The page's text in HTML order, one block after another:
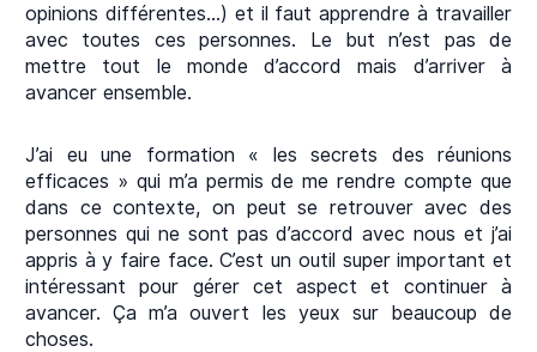
opinions différentes…) et il faut apprendre à travailler
avec toutes ces personnes. Le but n’est pas de
mettre tout le monde d’accord mais d’arriver à
avancer ensemble.
J’ai eu une formation « les secrets des réunions
efficaces » qui m’a permis de me rendre compte que
dans ce contexte, on peut se retrouver avec des
personnes qui ne sont pas d’accord avec nous et j’ai
appris à y faire face. C’est un outil super important et
intéressant pour gérer cet aspect et continuer à
avancer. Ça m’a ouvert les yeux sur beaucoup de
choses.